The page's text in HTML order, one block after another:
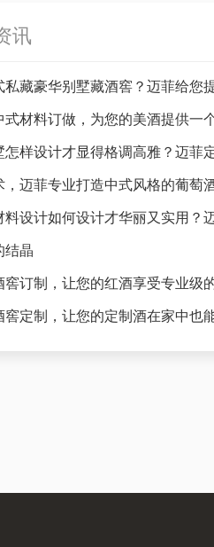
讯
藏豪华别墅藏酒窖？迈菲给您
材料订做，为您的美酒提供一
迈菲专业打造中式风格的葡萄
设计如何设计才华丽又实用？
结晶
订制，让您的红酒享受专业级
定制，让您的定制酒在家中也